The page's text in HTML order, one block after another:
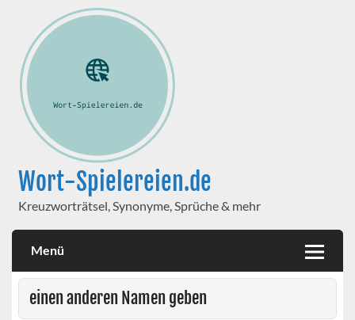
Wort-Spielereien.de
Kreuzworträtsel, Synonyme, Sprüche & mehr
Menü
einen anderen Namen geben